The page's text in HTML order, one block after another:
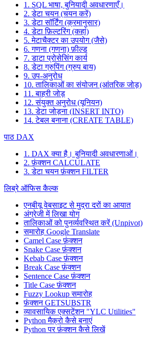
1. SQL भाषा, बुनियादी अवधारणाएँ।
2. डेटा चयन (चयन करें)
3. डेटा सॉर्टिंग (क्रमानुसार)
4. डेटा फ़िल्टरिंग (कहां)
5. मेटाचैक्टर का उपयोग (जैसे)
6. गणना (गणना) फ़ील्ड
7. डाटा प्रोसेसिंग कार्य
8. डेटा ग्रुपिंग (ग्रुप बाय)
9. उप-अनुरोध
10. तालिकाओं का संयोजन (आंतरिक जोड़)
11. बाहरी जोड़
12. संयुक्त अनुरोध (यूनियन)
13. डेटा जोड़ना (INSERT INTO)
14. टेबल बनाना (CREATE TABLE)
पाठ DAX
1. DAX क्या है। बुनियादी अवधारणाओं।
2. फ़ंक्शन CALCULATE
3. डेटा चयन फ़ंक्शन FILTER
लिब्रे ऑफिस कैल्क
एनबीयू वेबसाइट से मुद्रा दरों का आयात
अंग्रेजी में लिखा योग
तालिकाओं को पुनर्व्यवस्थित करें (Unpivot)
समारोह Google Translate
Camel Case फ़ंक्शन
Snake Case फ़ंक्शन
Kebab Case फ़ंक्शन
Break Case फ़ंक्शन
Sentence Case फ़ंक्शन
Title Case फ़ंक्शन
Fuzzy Lookupसमारोह
फ़ंक्शन GETSUBSTR
व्यावसायिक एक्सटेंशन "YLC Utilities"
Python मैक्रो कैसे बनाएं
Python पर फ़ंक्शन कैसे लिखें